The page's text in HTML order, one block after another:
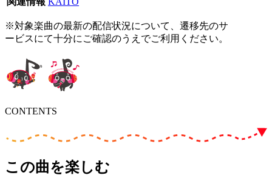
※対象楽曲の最新の配信状況について、遷移先のサ
ービスにて十分にご確認のうえでご利用ください。
CONTENTS
この曲を楽しむ